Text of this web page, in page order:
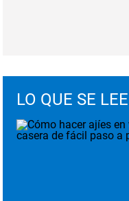
LO QUE SE